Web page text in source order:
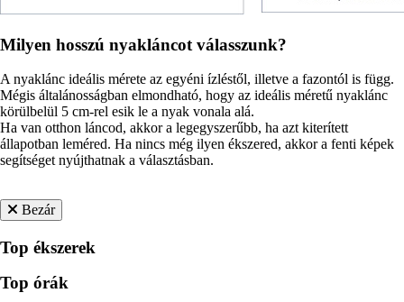
Milyen hosszú nyakláncot válasszunk?
A nyaklánc ideális mérete az egyéni ízléstől, illetve a fazontól is függ.
Mégis általánosságban elmondható, hogy az ideális méretű nyaklánc
körülbelül 5 cm-rel esik le a nyak vonala alá.
Ha van otthon láncod, akkor a legegyszerűbb, ha azt kiterített
állapotban leméred. Ha nincs még ilyen ékszered, akkor a fenti képek
segítséget nyújthatnak a választásban.
Bezár
Top ékszerek
Top órák